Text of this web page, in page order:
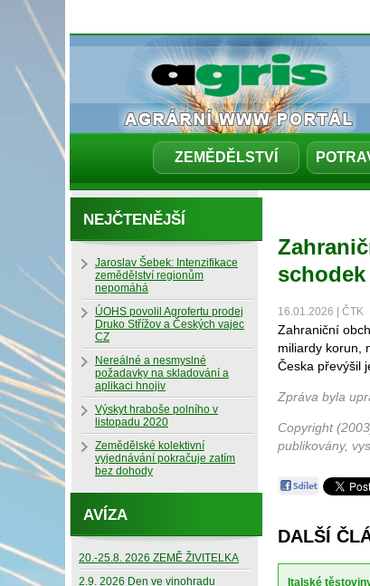
ZEMĚDĚLSTVÍ
16.01.2026 | ČTK
Zahraniční
miliardy korun,
Česka převýšil
Zpráva byla
Copyright
publikovány,
DALŠÍ
Italské
NEJČTENĚJŠÍ
Jaroslav Šebek: Intenzifikace
zemědělství regionům
nepomáhá
ÚOHS povolil Agrofertu prodej
Druko Střížov a Českých vajec
CZ
Nereálné a nesmyslné
požadavky na skladování a
aplikaci hnojiv
Výskyt hraboše polního v
listopadu 2020
Zemědělské kolektivní
vyjednávání pokračuje zatím
bez dohody
AVÍZA
20.-25.8. 2026 ZEMĚ ŽIVITELKA
2.9. 2026 Den ve vinohradu